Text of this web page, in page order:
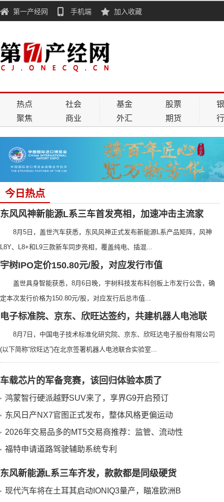
第一产经网 手机端 加入收藏
热点
社会
聚焦
商业
基金
股票
外汇
期货
今日热点
东风风神新能源L系三车首发亮相，加速冲击主流家
8月5日，盖世汽车获悉，东风风神正式发布新能源L系产品矩阵，风神
L8Y、L8+和L9三款新车同步亮相，覆盖纯电、插混...
宇树IPO定价150.80元/股，对应发行市值
盖世具身智能获悉，8月6日晚，宇树科技发布科创板上市发行公告，确
定本次发行价格为150.80元/股，对应发行后总市值...
电子标准院、京东、欣旺达签约，共建机器人电池联
8月7日，中国电子技术标准化研究院、京东、欣旺达电子股份有限公司
(以下简称“欣旺达”)在北京签署机器人电池联合实验室...
车载芯片的军备竞赛，该回归体验本质了
鸿蒙智行硬派越野SUV来了，享界G9开启预订
东风日产NX7官图正式发布，整体风格更偏运动
2026年交易品多的MT5交易商推荐：监管、流动性
福特申请道路驾驶辅助系统专利
东风新能源L系三车齐发，款款都是同级硬货
现代汽车将在土耳其启动IONIQ3量产，瞄准欧洲B
国内居民出游34.63亿人次比上年同期 追光最好的健康，是把运动